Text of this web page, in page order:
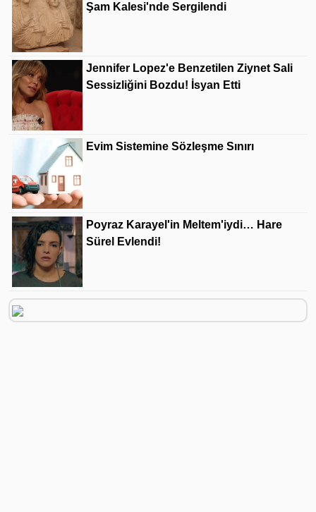
Şam Kalesi'nde Sergilendi
Jennifer Lopez'e Benzetilen Ziynet Sali
Sessizliğini Bozdu! İsyan Etti
Evim Sistemine Sözleşme Sınırı
Poyraz Karayel'in Meltem'iydi… Hare
Sürel Evlendi!